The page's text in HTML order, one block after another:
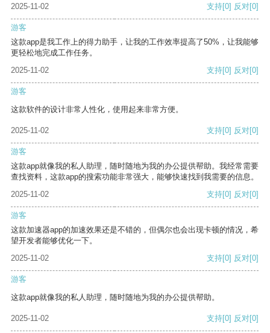
2025-11-02 支持[0] 反对[0]
游客
这款app是我工作上的得力助手，让我的工作效率提高了50%，让我能够
更轻松地完成工作任务。
2025-11-02
支持[0] 反对[0]
游客
这款软件的设计非常人性化，使用起来非常方便。
2025-11-02 支持[0] 反对[0]
游客
这款app就像我的私人助理，随时随地为我的办公提供帮助。我经常需要
查找资料，这款app的搜索功能非常强大，能够快速找到我需要的信息。
2025-11-02
支持[0] 反对[0]
游客
这款加速器app的加速效果还是不错的，但偶尔也会出现卡顿的情况，希
望开发者能够优化一下。
2025-11-02
支持[0] 反对[0]
游客
这款app就像我的私人助理，随时随地为我的办公提供帮助。
2025-11-02 支持[0] 反对[0]